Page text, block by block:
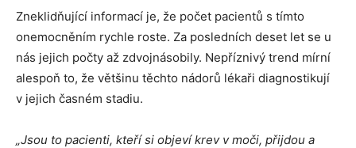
Zneklidňující informací je, že počet pacientů s tímto
onemocněním rychle roste. Za posledních deset let se u
nás jejich počty až zdvojnásobily. Nepříznivý trend mírní
alespoň to, že většinu těchto nádorů lékaři diagnostikují
v jejich časném stadiu.
„Jsou to pacienti, kteří si objeví krev v moči, přijdou a